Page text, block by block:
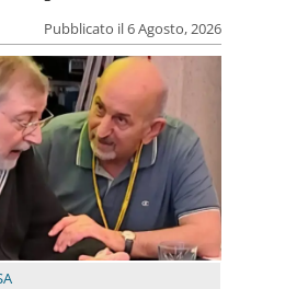
Pubblicato il 6 Agosto, 2026